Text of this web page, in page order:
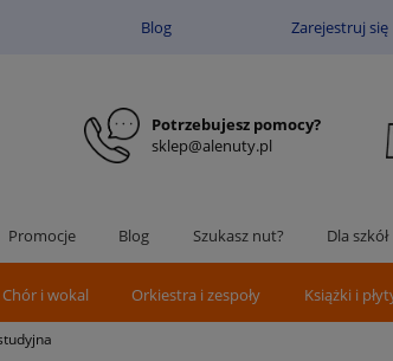
Blog Zarejestruj się
Potrzebujesz pomocy?
sklep@alenuty.pl
Promocje Blog Szukasz nut? Dla szkół
Chór i wokal Orkiestra i zespoły Książki i